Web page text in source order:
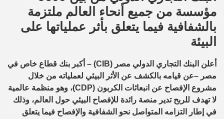
مؤسسة من جميع أنحاء العالم ملتزمة
بالشفافية فيما يتعلق بأثر عملياتها على
البيئة
أعلن البنك التجاري الدولي مصر (CIB) – أكبر بنك قطاع خاص في
مصر –عن قيامه بالكشف عن الأثر البيئي لعملياته من خلال
مشروع الإفصاح عن انبعاثات الكربون (CDP)، وهو منظمة عالمية
لا تهدف للربح تدير منصة رائدة للإفصاح البيئي حول العالم، وذلك
في إطار التزامه المتواصل نحو الشفافية والإفصاح فيما يتعلق